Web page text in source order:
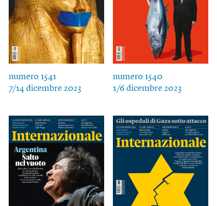
numero 1541
7/14 dicembre 2023
numero 1540
1/6 dicembre 2023